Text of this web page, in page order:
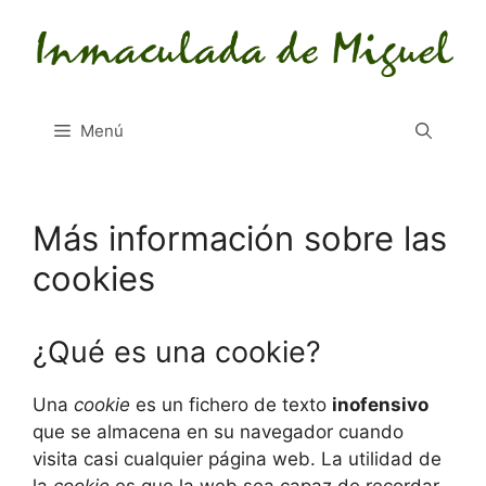
contenido
Menú
Más información sobre las
cookies
¿Qué es una cookie?
Una cookie es un fichero de texto inofensivo
que se almacena en su navegador cuando
visita casi cualquier página web. La utilidad de